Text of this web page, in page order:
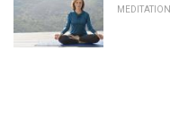
MEDITATION